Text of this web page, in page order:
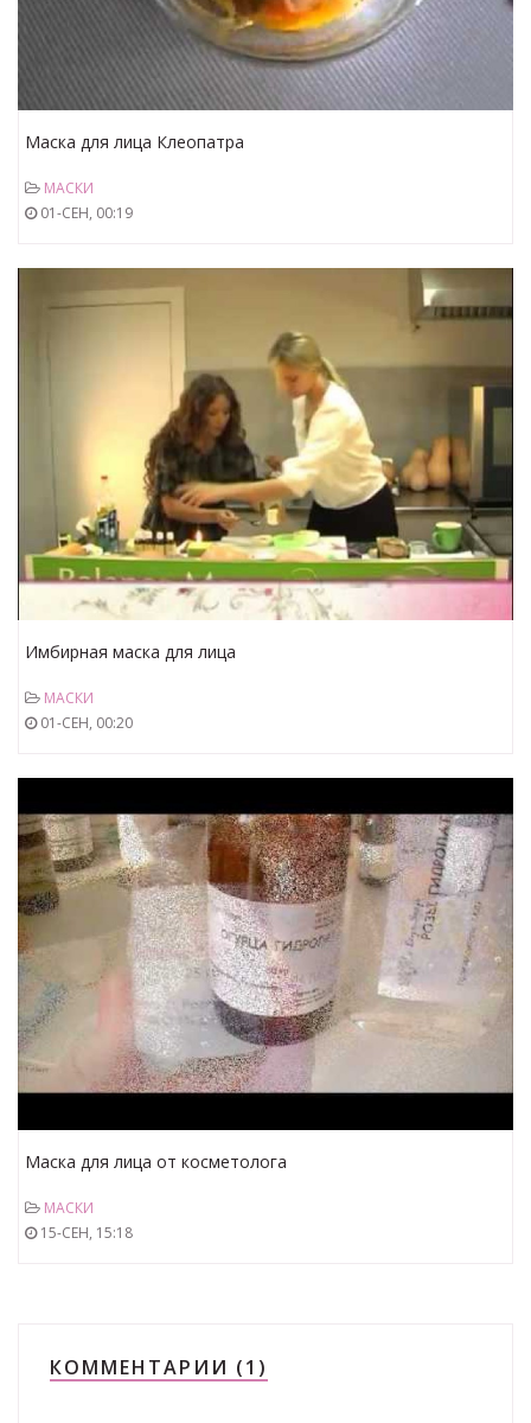
Маска для лица Клеопатра
МАСКИ
01-СЕН, 00:19
Имбирная маска для лица
МАСКИ
01-СЕН, 00:20
Маска для лица от косметолога
МАСКИ
15-СЕН, 15:18
КОММЕНТАРИИ (1)